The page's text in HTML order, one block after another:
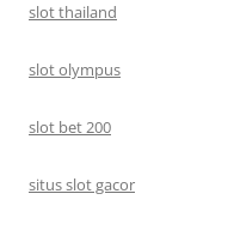
slot thailand
slot olympus
slot bet 200
situs slot gacor